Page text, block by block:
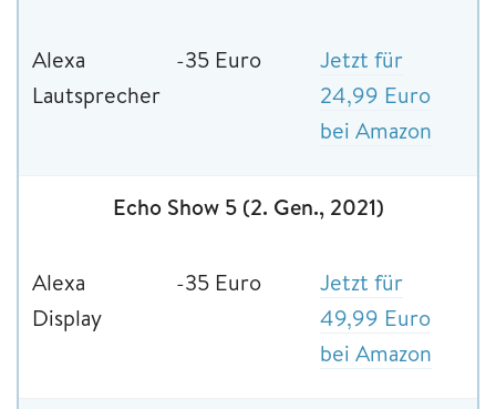
Alexa
Lautsprecher
-35 Euro
Jetzt für
24,99 Euro
bei Amazon
Echo Show 5 (2. Gen., 2021)
Alexa
Display
-35 Euro
Jetzt für
49,99 Euro
bei Amazon